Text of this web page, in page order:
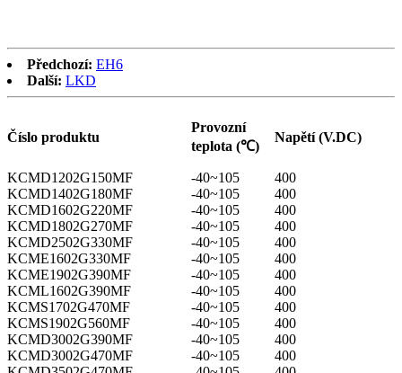
Předchozí: EH6
Další: LKD
Číslo produktu
Provozní
teplota (℃)
Napětí (V.DC)
KCMD1202G150MF -40~105
400
KCMD1402G180MF
-40~105
400
KCMD1602G220MF
-40~105
400
KCMD1802G270MF
-40~105
400
KCMD2502G330MF
-40~105
400
KCME1602G330MF
-40~105
400
KCME1902G390MF
-40~105
400
KCML1602G390MF
-40~105
400
KCMS1702G470MF
-40~105
400
KCMS1902G560MF
-40~105
400
KCMD3002G390MF
-40~105
400
KCMD3002G470MF
-40~105
400